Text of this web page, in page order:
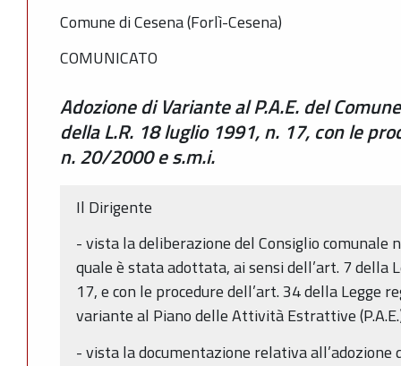
Comune di Cesena (Forlì-Cesena)
COMUNICATO
Adozione di Variante al P.A.E. del
della L.R. 18 luglio 1991, n. 17, con le
n. 20/2000 e s.m.i.
Il Dirigente
- vista la deliberazione del Consiglio comunale
quale è stata adottata, ai sensi dell’art. 7 della
17, e con le procedure dell’art. 34 della Legge
variante al Piano delle Attività Estrattive
- vista la documentazione relativa all’adozione